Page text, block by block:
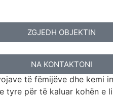
ZGJEDH OBJEKTIN
NA KONTAKTONI
të fëmijëve dhe kemi
për të kaluar kohën e